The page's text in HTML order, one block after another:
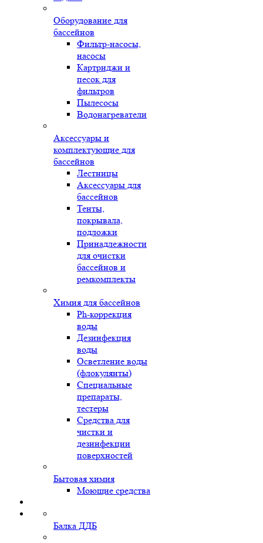
Оборудование для
бассейнов
Фильтр-насосы,
насосы
Картриджи и
песок для
фильтров
Пылесосы
Водонагреватели
Аксессуары и
комплектующие для
бассейнов
Лестницы
Аксессуары для
бассейнов
Тенты,
покрывала,
подложки
Принадлежности
для очистки
бассейнов и
ремкомплекты
Химия для бассейнов
Ph-коррекция
воды
Дезинфекция
воды
Осветление воды
(флокулянты)
Специальные
препараты,
тестеры
Средства для
чистки и
дезинфекции
поверхностей
Бытовая химия
Моющие средства
Балка ДДБ